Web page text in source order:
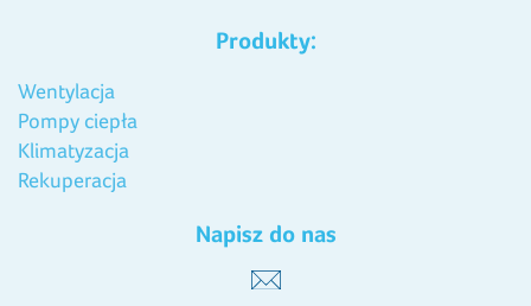
Produkty:
Wentylacja
Pompy ciepła
Klimatyzacja
Rekuperacja
Napisz do nas